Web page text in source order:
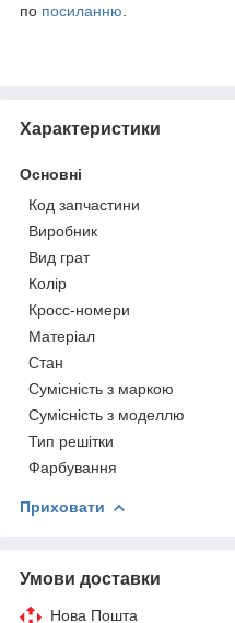
по посиланню
Характеристики
Основні
Код запчастини
Виробник
Вид грат
Колір
Кросс-номери
Матеріал
Стан
Сумісність з маркою
Сумісність з моделлю
Тип решітки
Фарбування
Приховати
Умови доставки
Нова Пошта